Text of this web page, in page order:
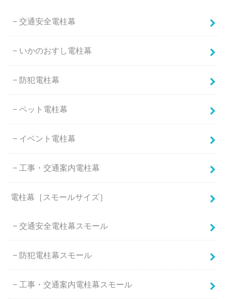
交通安全電柱幕
いかのおすし電柱幕
防犯電柱幕
ペット電柱幕
イベント電柱幕
工事・交通案内電柱幕
電柱幕［スモールサイズ］
交通安全電柱幕スモール
防犯電柱幕スモール
工事・交通案内電柱幕スモール